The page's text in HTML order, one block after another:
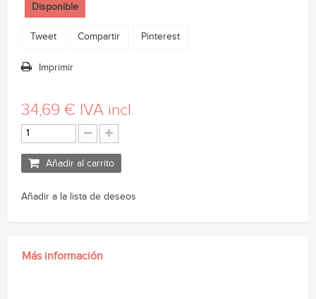
Disponible
Tweet Compartir Pinterest
Imprimir
34,69 € IVA incl.
Añadir al carrito
Añadir a la lista de deseos
Más información